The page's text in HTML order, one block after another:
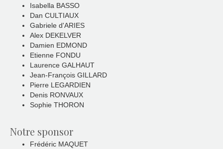
Isabella BASSO
Dan CULTIAUX
Gabriele d'ARIES
Alex DEKELVER
Damien EDMOND
Etienne FONDU
Laurence GALHAUT
Jean-François GILLARD
Pierre LEGARDIEN
Denis RONVAUX
Sophie THORON
Notre sponsor
Frédéric MAQUET